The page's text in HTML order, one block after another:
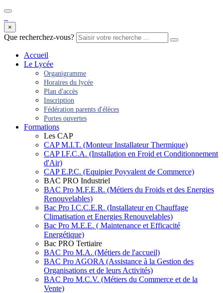
×
Que recherchez-vous?
Accueil
Le Lycée
Organigramme
Horaires du lycée
Plan d'accès
Inscription
Fédération parents d'élèces
Portes ouvertes
Formations
Les CAP
CAP M.I.T. (Monteur Installateur Thermique)
CAP I.F.C.A. (Installation en Froid et Conditionnement
d'Air)
CAP E.P.C. (Equipier Poyvalent de Commerce)
BAC PRO Industriel
BAC Pro M.F.E.R. (Métiers du Froids et des Energies
Renouvelables)
Bac Pro I.C.C.E.R. (Installateur en Chauffage
Climatisation et Energies Renouvelables)
Bac Pro M.E.E. ( Maintenance et Efficacité
Energétique)
Bac PRO Tertiaire
BAC Pro M.A. (Métiers de l'accueil)
BAC Pro AGORA (Assistance à la Gestion des
Organisations et de leurs Activités)
BAC Pro M.C.V. (Métiers du Commerce et de la
Vente)